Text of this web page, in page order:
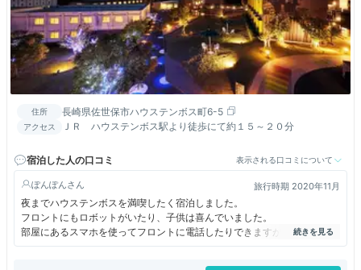
住所 長崎県佐世保市ハウステンボス町6-5
アクセス ＪＲ ハウステンボス駅より徒歩にて約１５～２０分
宿泊した人の口コミ 表示される口コミについて
ぽんぽん 旅行時期 2020年11月
夜までハウステンボスを満喫したく宿泊しました。
フロントにもロボットがいたり、子供は喜んでいました。
部屋にあるスマホを使ってフロントに電話したりできますが、問い合わせ
たいことがあり電話すると、途切れ途切れで聞き取りにくく、結局自分の